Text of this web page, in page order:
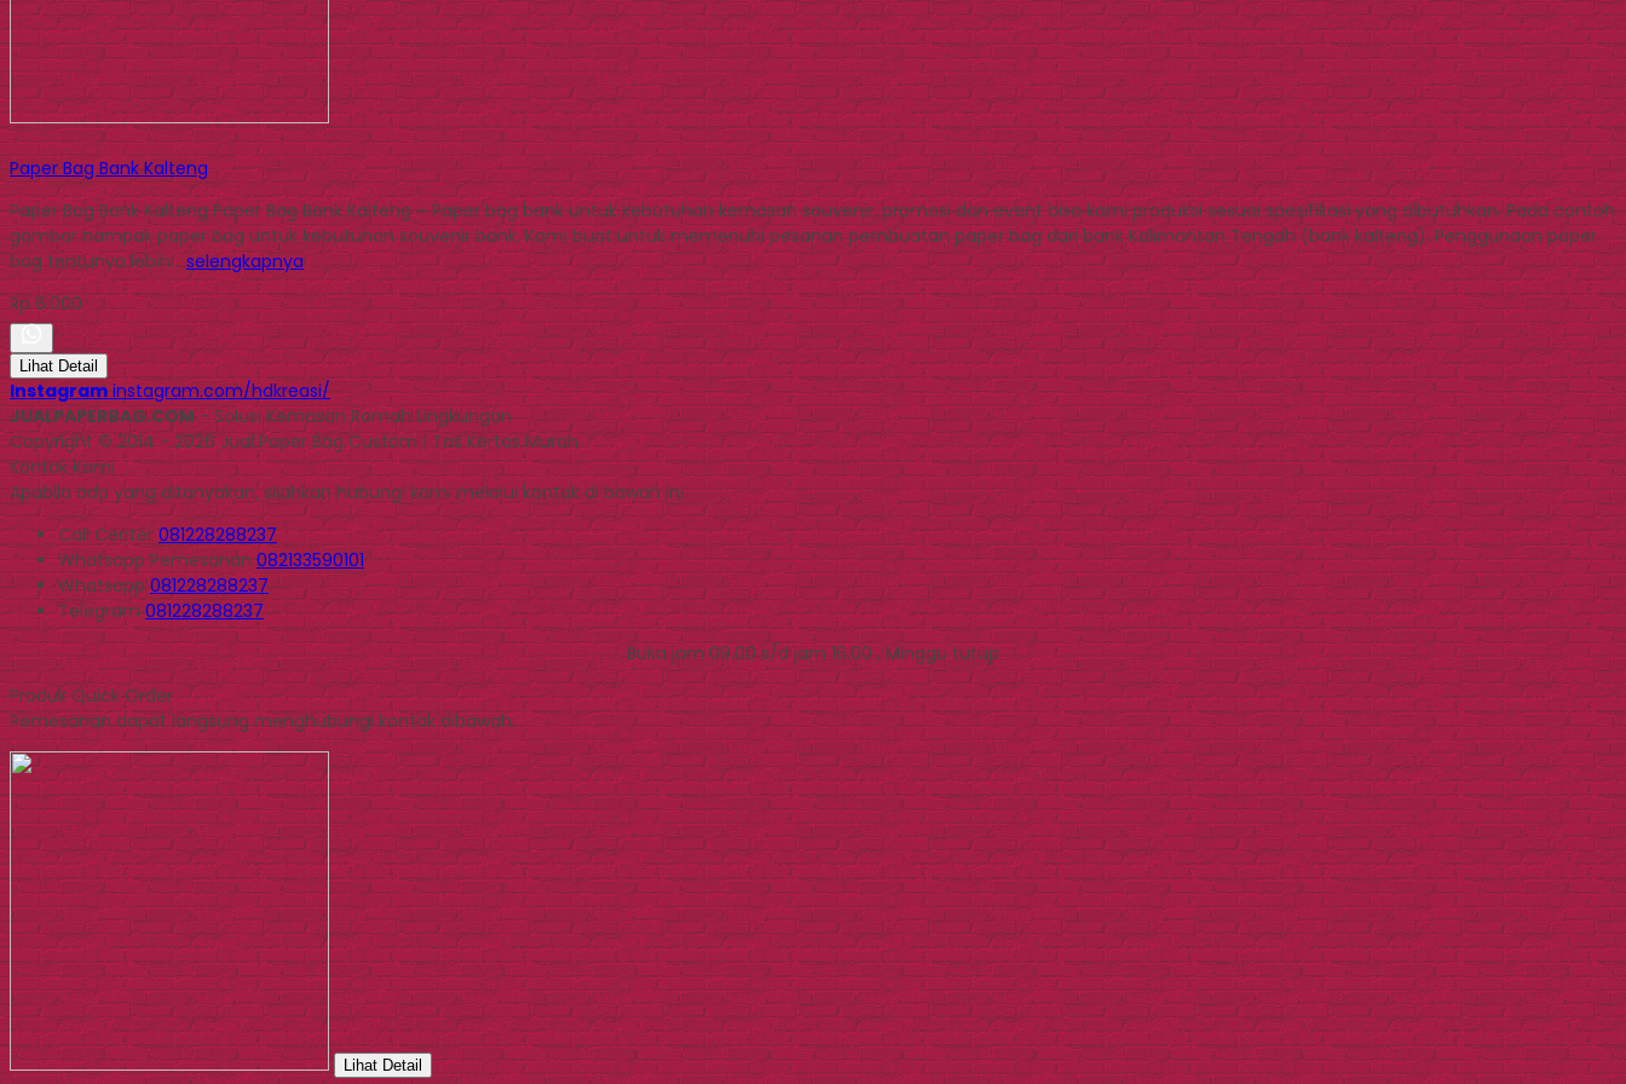
Paper Bag Bank Kalteng
Paper Bag Bank Kalteng Paper Bag Bank Kalteng – Paper bag bank untuk kebutuhan kemasan souvenir, promosi dan event bisa kami produksi sesuai spesifikasi yang dibutuhkan. Pada contoh
gambar nampak paper bag untuk kebutuhan souvenir bank. Kami buat untuk memenuhi pesanan pembuatan paper bag dari bank Kalimantan Tengah (bank kalteng). Penggunaan paper
bag tentunya lebih…selengkapnya
Rp 6.000
Lihat Detail
Instagram instagram.com/hdkreasi/
JUALPAPERBAG.COM- Solusi Kemasan Ramah Lingkungan
Copyright © 2014 - 2026 Jual Paper Bag Custom | Tas Kertas Murah
Kontak Kami
Apabila ada yang ditanyakan, silahkan hubungi kami melalui kontak di bawah ini.
Call Center081228288237
WhatsappPemesanan 082133590101
Whatsapp081228288237
Telegram081228288237
Buka jam 09.00 s/d jam 16.00 , Minggu tutup
Produk Quick Order
Pemesanan dapat langsung menghubungi kontak dibawah:
Lihat Detail